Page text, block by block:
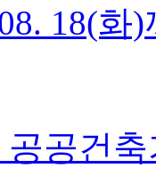
18(화
공건